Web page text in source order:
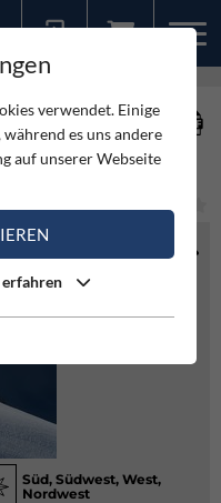
VON
Süd, Südwest, West,
Nordwest
verwendet. Einige
es uns andere
auf unserer Webseite
erfahren